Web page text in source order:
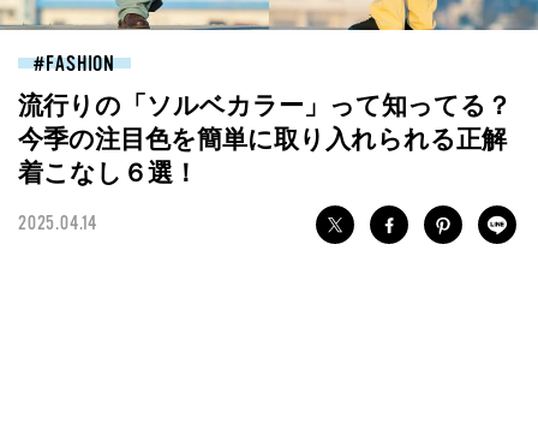
FASHION
流行りの「ソルベカラー」って知ってる？
今季の注目色を簡単に取り入れられる正解
着こなし６選！
2025.04.14